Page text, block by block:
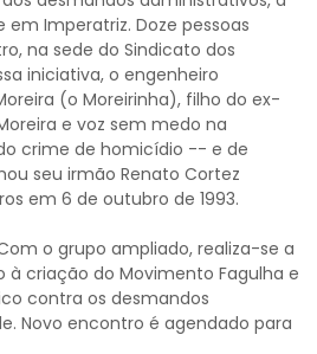
Imperatriz. Doze pessoas
na sede do Sindicato dos
iniciativa, o engenheiro
(o Moreirinha), filho do ex-
e voz sem medo na
crime de homicídio -- e de
seu irmão Renato Cortez
em 6 de outubro de 1993.
Com o grupo ampliado, realiza-se a
à criação do Movimento Fagulha e
contra os desmandos
Novo encontro é agendado para